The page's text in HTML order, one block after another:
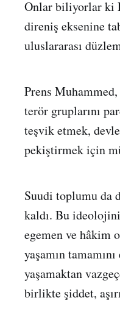
Onlar biliyorlar ki
direniş eksenine
uluslararası
Prens
terör gruplarını
teşvik etmek,
pekiştirmek için
Suudi toplumu da
kaldı. Bu
egemen ve hâkim
yaşamın
yaşamaktan
birlikte şiddet,